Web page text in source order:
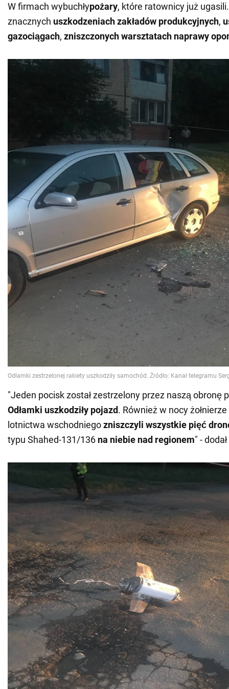
W firmach wybuchłypożary, które ratownicy już
znacznych uszkodzeniach zakładów produkcyjnych,
gazociągach, zniszczonych warsztatach naprawy
"Jeden pocisk został zestrzelony przez naszą obronę
Odłamki uszkodziły pojazd. Również w nocy
lotnictwa wschodniegozniszczyli wszystkie pięć
typu Shahed-131/136 na niebie nad regionem" -